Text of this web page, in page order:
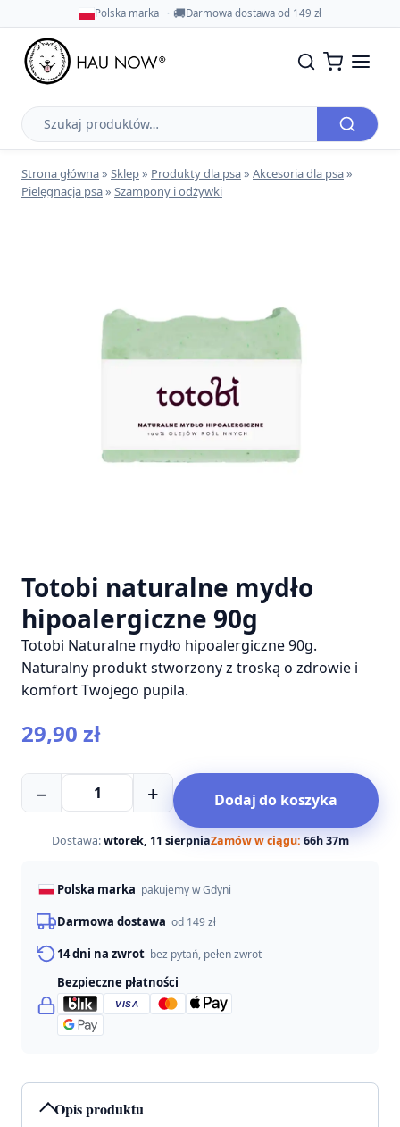
Polska marka 🚚Darmowa dostawa od 149 zł
Szukaj
produktów
Strona główna» Sklep» Produkty dla psa» Akcesoria dla psa»
Pielęgnacja psa» Szampony i odżywki
Opis produktu
Totobi naturalne mydło
hipoalergiczne 90g
Totobi Naturalne mydło hipoalergiczne 90g.
Naturalny produkt stworzony z troską o zdrowie i
komfort Twojego pupila.
29,90 zł
−
ilość
Totobi
mydło
90g
+ Dodaj do koszyka
Dostawa: wtorek, 11 sierpniaZamów w ciągu: 66h 37m
Polska marka pakujemy w Gdyni
Darmowa dostawa od 149 zł
14 dni na zwrot bez pytań, pełen zwrot
Bezpieczne płatności
VISA